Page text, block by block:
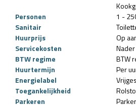
Personen
1 -
Sanitair
Huurprijs
Op
Servicekosten
BTW regime
BTW
Huurtermijn
Per
Energielabel
Toegankelijkheid
Parkeren